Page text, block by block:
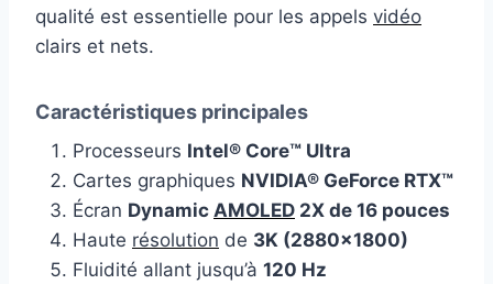
qualité est essentielle pour les appels vidéo
clairs et nets.
Caractéristiques principales
Processeurs Intel® Core™ Ultra
Cartes graphiques NVIDIA® GeForce RTX™
Écran Dynamic AMOLED 2X de 16 pouces
Haute résolution de 3K (2880×1800)
Fluidité allant jusqu’à 120 Hz